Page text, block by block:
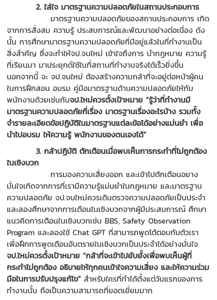
2. ใส่ใจ มาตรฐานความปลอดภัยในสถานประกอบการ
มาตรฐานความปลอดภัยของสถานประกอบการ เกิด
จากการสั่งสม ความรู้ ประสบการณ์และพัฒนาอย่างต่อเนื่อง ดัง
นั้น การศึกษามาตรฐานความปลอดภัยที่มีอยู่แล้วในที่ทำงานเป็น
สิ่งสำคัญ ซึ่งจะทำให้จป.จบใหม่ เข้าใจถึงการ นำกฏหมาย ความรู้
ที่เรียนมา มาประยุกต์ใช้ในที่สถานที่ทำงานจริงได้เร็วยิ่งขึ้น
นอกจากนี้ จะ จป.จบใหม่ ต้องสร้างความกล้าที่จะอยู่ต่อหน้าผู้คน
ในการฝึกสอน อบรม คู่มือมาตรฐานด้านความปลอดภัยให้กับ
พนักงานด้วยเช่นกันจป.ใหม่ควรตั้งเป้าหมาย “รู้ว่าที่ทำงานมี
มาตรฐานความปลอดภัยกี่เรื่อง มาตรฐานเรื่องอะไรบ้าง รวมทั้ง
จำรายละเอียดข้อปฏิบัติในมาตรฐานแต่ละข้อได้อย่างแม่นยำ เพื่อ
นำไปอบรม ให้ความรู้ พนักงานของตนเองได้”
3. กล้าปฏิบัติ ตักเตือนเมื่อพบเห็นการกระทำที่ไม่ถูกต้อง
ในเชิงบวก
การมองความเสี่ยงออก และเข้าไปตักเตือนอยาง
มั่นใจเกิดจากการที่เรามีความรู้แม่นยำในกฎหมาย และมาตรฐาน
ความปลอดภัย จป.จบใหม่ควรเดินตรวจความปลอดภัยเป็นประจำ
และลองศึกษาจากการเตือนในเชิงบวกจากผู้มีประสบการณ์ ศึกษา
แนวคิดการเตือนในเชิงบวกเช่น BBS, Safety Observation
Program และลองใช้ Chat GPT ที่สามารถพูดโต้ตอบกับตัวเรา
เพื่อฝึกการพูดเตือนอันตรายในเชิงบวกเป็นประจำได้อย่างมั่นใจ
จป.ใหม่ควรตั้งเป้าหมาย “กล้าที่จะเข้าไปยับยั้งเพื่อพบเห็นผู้ที่
กระทำไม่ถูกต้อง อธิบายให้ทุกคนเข้าใจความเสี่ยง และให้ความร่วม
มือในการปรับปรุงแก้ไข” สำหรับใครที่ทำได้ตั้งแต่วันแรกของการ
ทำงานนั้น ถือเป็นความสามารถที่ยอดเยี่ยมมาก